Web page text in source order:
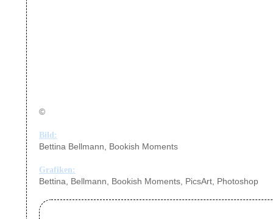
©
Bild:
Bettina Bellmann, Bookish Moments
Grafiken:
Bettina, Bellmann, Bookish Moments, PicsArt, Photoshop